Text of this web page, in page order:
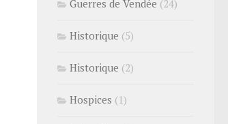
Guerres de Vendée (24)
Historique (5)
Historique (2)
Hospices (1)